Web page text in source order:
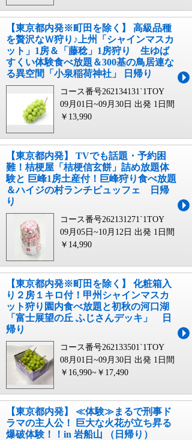
【東京都内発※町田を除く】 高級品種
を贅沢なＷ狩り♪上州「シャインマスカ
ット」1房＆「藤稔」1房狩り 生ゆば
すくい体験食べ放題＆300基の鳥居連な
る異空間「小泉稲荷神社」 日帰り
コース番号262134131`1TOY
09月01日~09月30日 出発 1日間
￥13,990
【東京都内発】 TVでも話題・予約困
難！桔梗屋「桔梗信玄餅」詰め放題体
験と 巨峰1房土産付！巨峰狩り食べ放題
＆ハイジの村ランチビュッフェ 日帰
り
コース番号262131271`1TOY
09月05日~10月12日 出発 1日間
￥14,990
【東京都内発※町田を除く】 化粧箱入
り２房１キロ付！甲州シャインマスカ
ット狩り園内食べ放題と初秋の河口湖
「富士展望の丘 ふじさんデッキ」 日
帰り
コース番号262133501`1TOY
08月01日~09月30日 出発 1日間
￥16,990~￥17,490
【東京都内発】 ≪体験≫まるで刑事ド
ラマの主人公！ 巨大な火花が立ち昇る
爆破体験！！in 岩船山 （日帰り）